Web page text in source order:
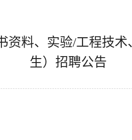
资料、实验/工程技
生）招聘公告